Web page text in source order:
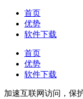
首页
优势
软件下载
首页
优势
软件下载
加速互联网访问，保